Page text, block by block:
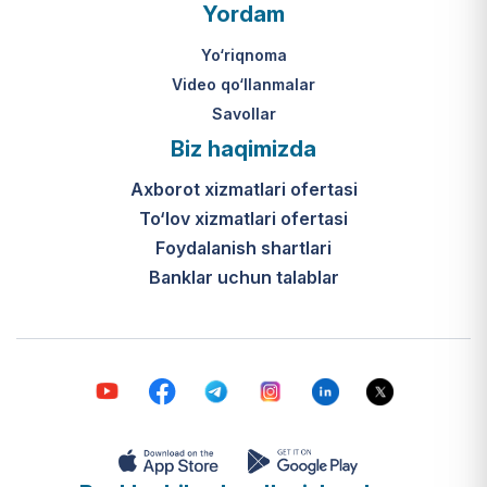
O‘zbekiston Respublikasi Vazirlar
316-son qarori hamda Prezidentning
PQ-410-son qarori.
Ijtimoiy qo‘llab-quvvatlash
markazlari (IQQM) o‘zi nima?
Bular ilgarigi “Saxovat” keksalar va
nogironligi bo‘lgan shaxslar uchun
internat uylari hamda Urush va
mehnat faxriylari pansionatining
Yordam
Yo‘riqnoma
Video qo‘llanmalar
Savollar
Biz haqimizda
Axborot xizmatlari ofertasi
To‘lov xizmatlari ofertasi
Foydalanish shartlari
Banklar uchun talablar